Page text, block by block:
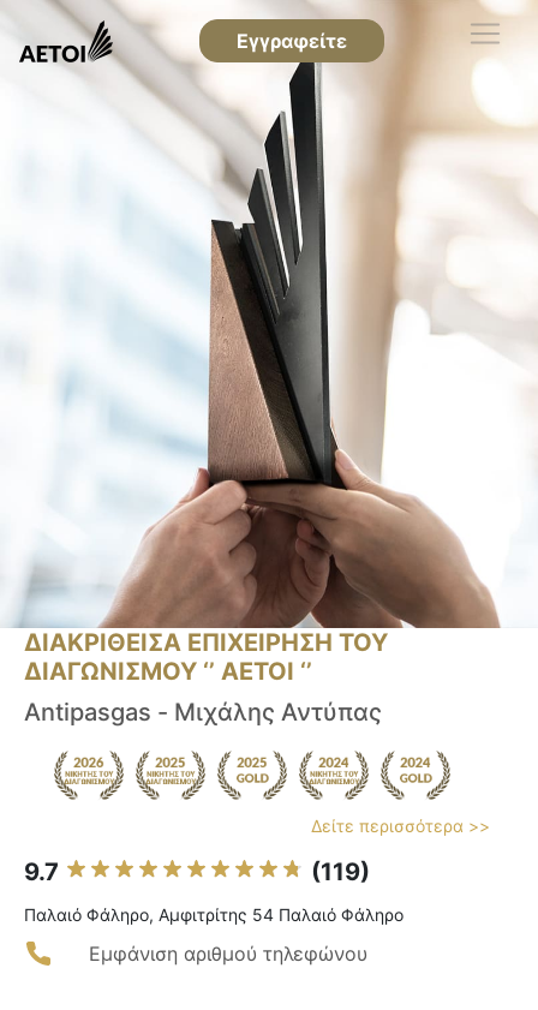
Εγγραφείτε
ΔΙΑΚΡΙΘΕΙΣΑ ΕΠΙΧΕΙΡΗΣΗ ΤΟΥ
ΔΙΑΓΩΝΙΣΜΟΥ ‘’ ΑΕΤΟΙ ‘’
Antipasgas - Μιχάλης Αντύπας
Δείτε περισσότερα >>
9.7 (119)
Παλαιό Φάληρο, Αμφιτρίτης 54 Παλαιό Φάληρο
Εμφάνιση αριθμού τηλεφώνου